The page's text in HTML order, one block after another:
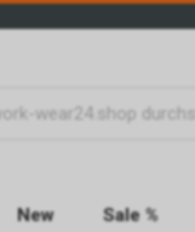
New Sale %